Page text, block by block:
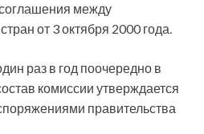
между
от 3 октября 2000 года.
раз в год поочередно в
комиссии утверждается
правительства